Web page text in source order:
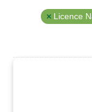
Licence